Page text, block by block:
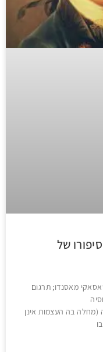
של
מאסנדו; תרגום
(מחלה בה העצמות אינן